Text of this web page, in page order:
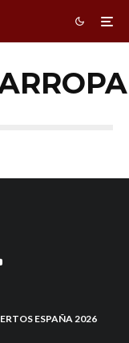
ESPAÑA 2026